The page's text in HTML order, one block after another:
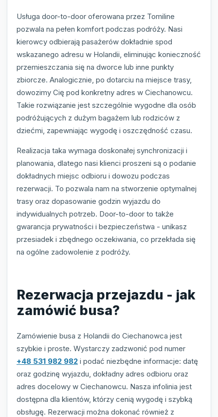
Usługa door-to-door oferowana przez Tomiline
pozwala na pełen komfort podczas podróży. Nasi
kierowcy odbierają pasażerów dokładnie spod
wskazanego adresu w Holandii, eliminując konieczność
przemieszczania się na dworce lub inne punkty
zbiorcze. Analogicznie, po dotarciu na miejsce trasy,
dowozimy Cię pod konkretny adres w Ciechanowcu.
Takie rozwiązanie jest szczególnie wygodne dla osób
podróżujących z dużym bagażem lub rodziców z
dziećmi, zapewniając wygodę i oszczędność czasu.
Realizacja taka wymaga doskonałej synchronizacji i
planowania, dlatego nasi klienci proszeni są o podanie
dokładnych miejsc odbioru i dowozu podczas
rezerwacji. To pozwala nam na stworzenie optymalnej
trasy oraz dopasowanie godzin wyjazdu do
indywidualnych potrzeb. Door-to-door to także
gwarancja prywatności i bezpieczeństwa - unikasz
przesiadek i zbędnego oczekiwania, co przekłada się
na ogólne zadowolenie z podróży.
Rezerwacja przejazdu - jak
zamówić busa?
Zamówienie busa z Holandii do Ciechanowca jest
szybkie i proste. Wystarczy zadzwonić pod numer
+48 531 982 982 i podać niezbędne informacje: datę
oraz godzinę wyjazdu, dokładny adres odbioru oraz
adres docelowy w Ciechanowcu. Nasza infolinia jest
dostępna dla klientów, którzy cenią wygodę i szybką
obsługę. Rezerwacji można dokonać również z